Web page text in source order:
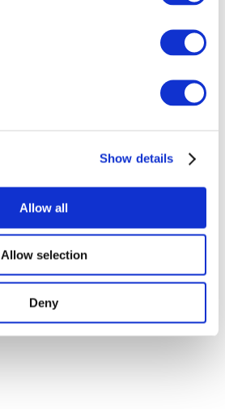
Show details
Allow all
Allow selection
Deny
По країнах